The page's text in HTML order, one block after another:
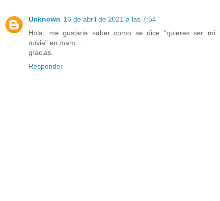
Unknown 16 de abril de 2021 a las 7:54
Hola, me gustaria saber como se dice "quieres ser mi
novia" en mam...
gracias.
Responder